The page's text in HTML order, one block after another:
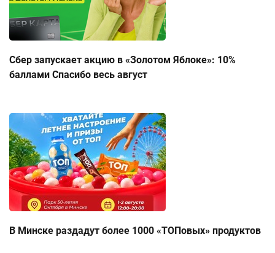
Сбер запускает акцию в «Золотом Яблоке»: 10%
баллами Спасибо весь август
В Минске раздадут более 1000 «ТОПовых» продуктов